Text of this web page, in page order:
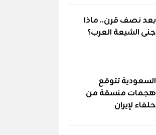
بعد نصف قرن.. ماذا
جنى الشيعة العرب؟
السعودية تتوقع
هجمات منسقة من
حلفاء لإيران